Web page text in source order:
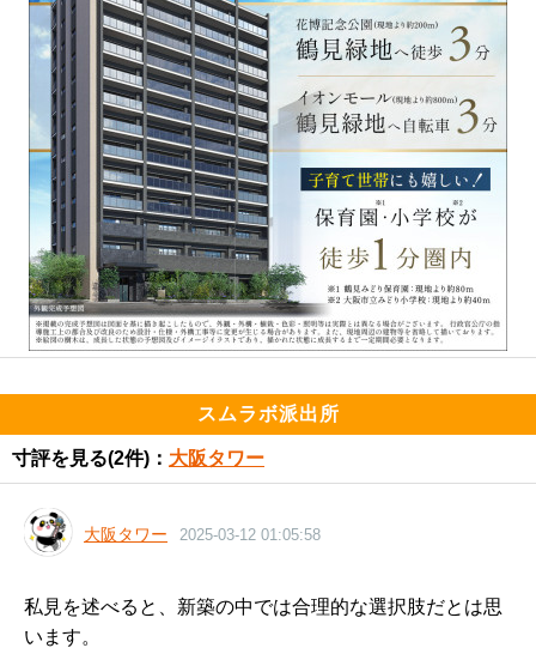
スムラボ派出所
寸評を見る(2件)： 大阪タワー
大阪タワー 2025-03-12 01:05:58
私見を述べると、新築の中では合理的な選択肢だとは思
います。